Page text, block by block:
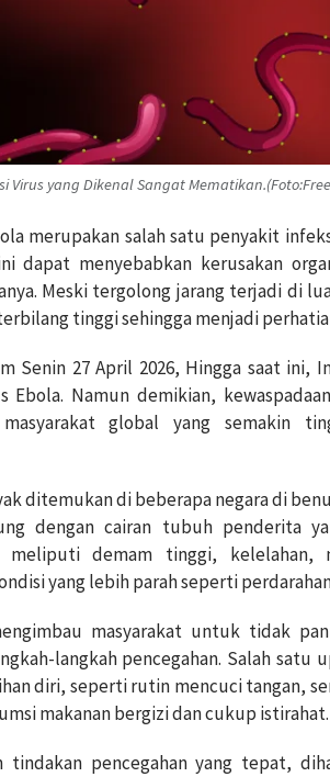
Virus yang Dikenal Sangat
merupakan salah satu penyakit
dapat menyebabkan kerusakan
Meski tergolong jarang terjadi di
tinggi sehingga menjadi
Senin 27 April 2026, Hingga saat ini,
Ebola. Namun demikian,
global yang semakin
ditemukan di beberapa negara di
dengan cairan tubuh penderita
meliputi demam tinggi,
yang lebih parah seperti
masyarakat untuk tidak
langkah pencegahan. Salah satu
diri, seperti rutin mencuci tangan,
makanan bergizi dan cukup istirahat.
tindakan pencegahan yang tepat,